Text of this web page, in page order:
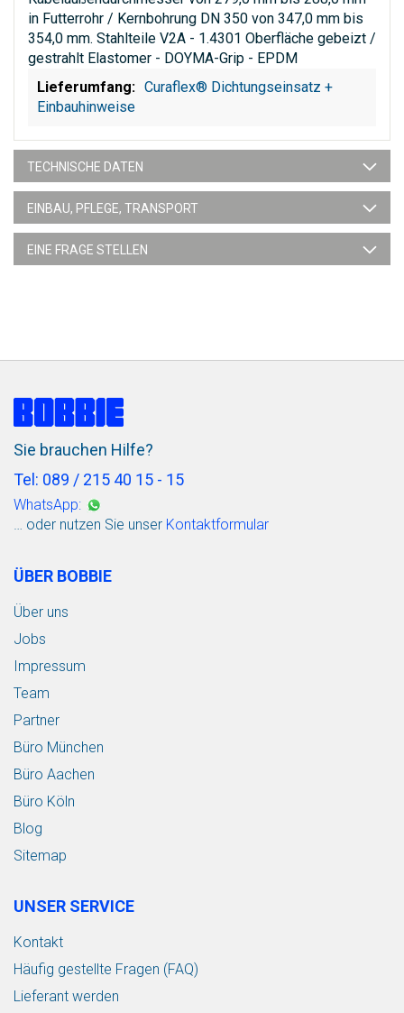
in Futterrohr / Kernbohrung DN 350 von 347,0 mm bis
354,0 mm. Stahlteile V2A - 1.4301 Oberfläche gebeizt /
gestrahlt Elastomer - DOYMA-Grip - EPDM
Curaflex® Dichtungseinsatz +
Einbauhinweise
TECHNISCHE DATEN
EINBAU, PFLEGE, TRANSPORT
EINE FRAGE STELLEN
Sie brauchen Hilfe?
Tel: 089 / 215 40 15 - 15
WhatsApp:
… oder nutzen Sie unser Kontaktformular
ÜBER BOBBIE
Über uns
Jobs
Impressum
Team
Partner
Büro München
Büro Aachen
Büro Köln
Blog
Sitemap
UNSER SERVICE
Kontakt
Häufig gestellte Fragen (FAQ)
Lieferant werden